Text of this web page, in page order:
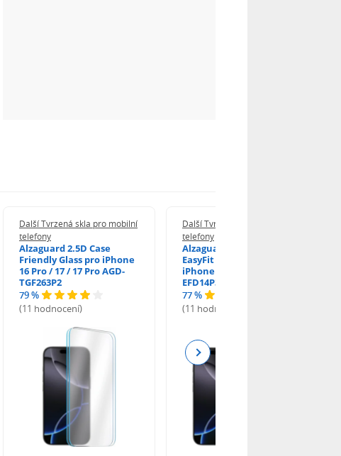
Další Tvrzená skla pro mobilní
telefony
Alzaguard 2.5D Case
Friendly Glass pro iPhone
16 Pro / 17 / 17 Pro AGD-
TGF263P2
79 %
(11 hodnocení)
Další Tvrzená skla pro mobilní
telefony
Alzaguard 2.5D Glass
EasyFit DustFree pro
iPhone 16 Pro / 17 AGD-
EFD14P3
77 %
(11 hodnocení)
Next